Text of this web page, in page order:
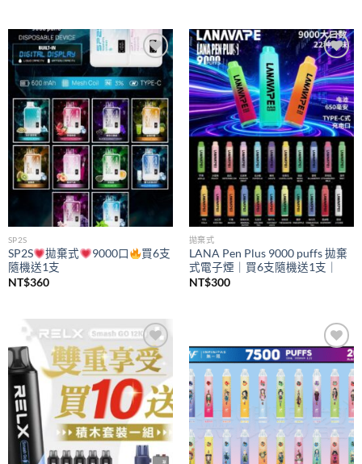
Add to
wishlist
SP2S
SP2S 拋棄式 9000口
買6支
隨機送1支
NT$360
Add to
wishlist
拋棄式
LANA Pen Plus 9000 puffs 拋棄
式電子煙｜買6支隨機送1支｜
NT$300
Add to
wishlist
Add to
wishlist